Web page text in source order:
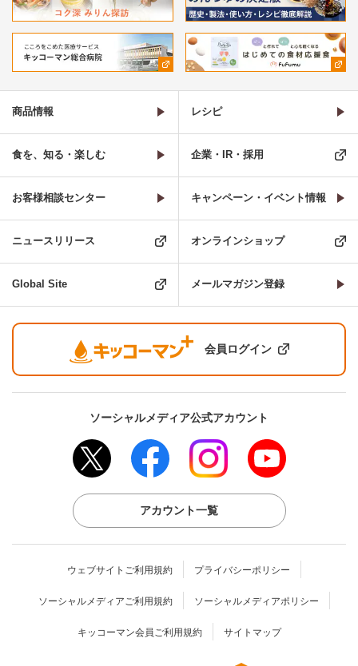
商品情報 レシピ
食を、知る・楽しむ 企業・IR・採用
お客様相談センター キャンペーン・イベント情報
ニュースリリース オンラインショップ
Global Site メールマガジン登録
会員ログイン
ソーシャルメディア公式アカウント
アカウント一覧
ウェブサイトご利用規約 プライバシーポリシー
ソーシャルメディアご利用規約 ソーシャルメディアポリシー
キッコーマン会員ご利用規約 サイトマップ